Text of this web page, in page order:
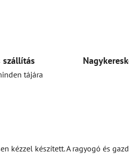
szállítás
tájára
kézzel készített. A ragyogó és